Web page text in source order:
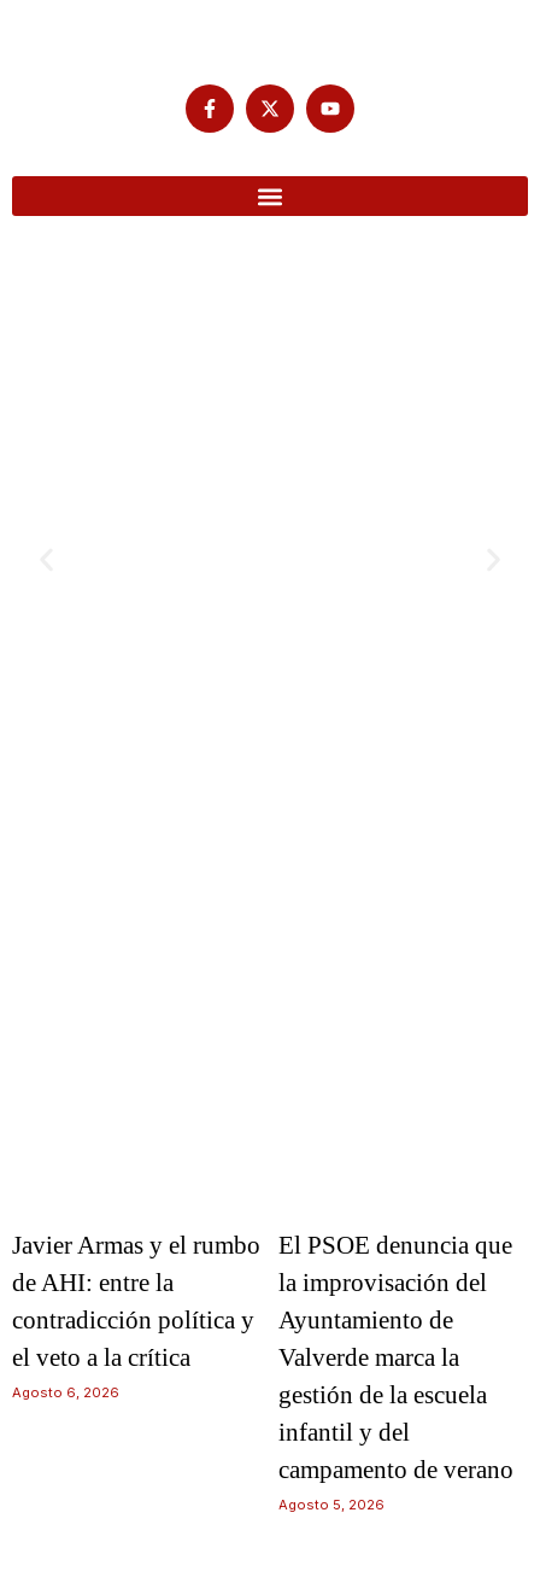
Javier Armas y el rumbo
de AHI: entre la
contradicción política y
el veto a la crítica
Agosto 6, 2026
El PSOE denuncia que
la improvisación del
Ayuntamiento de
Valverde marca la
gestión de la escuela
infantil y del
campamento de verano
Agosto 5, 2026